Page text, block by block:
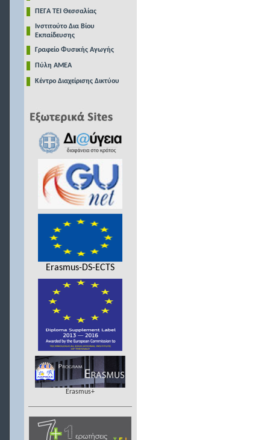
ΠΕΓΑ ΤΕΙ Θεσσαλίας
Ινστιτούτο Δια Βίου
Εκπαίδευσης
Γραφείο Φυσικής Αγωγής
Πύλη ΑΜΕΑ
Κέντρο Διαχείρισης Δικτύου
Erasmus-DS-ECTS
Erasmus+